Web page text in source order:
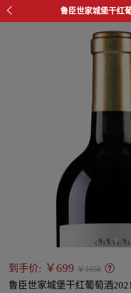
 鲁臣世家城堡干红
到手价: ￥699 ￥1058
鲁臣世家城堡干红葡萄酒2021